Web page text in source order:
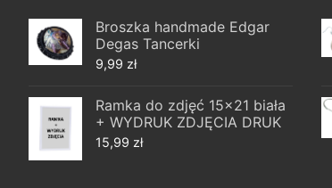
Broszka handmade Edgar
Degas Tancerki
9,99 zł
Ramka do zdjęć 15x21 biała
+ WYDRUK ZDJĘCIA DRUK
15,99 zł